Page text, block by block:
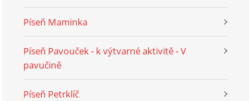
Píseň Maminka
Píseň Pavouček - k výtvarné aktivitě - V
pavučině
Píseň Petrklíč